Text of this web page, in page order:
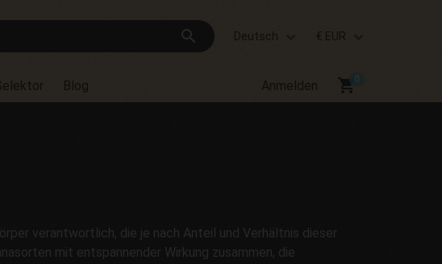
search Deutsch € EUR
Blog Anmelden shopping_cart
verantwortlich, die je nach Anteil und Verhältnis dieser
mit entspannender Wirkung zusammen, die